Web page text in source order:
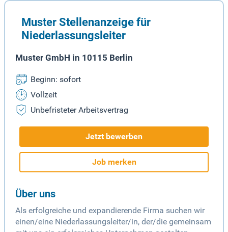
Muster Stellenanzeige für
Niederlassungsleiter
Muster GmbH in 10115 Berlin
Beginn: sofort
Vollzeit
Unbefristeter Arbeitsvertrag
Jetzt bewerben
Job merken
Über uns
Als erfolgreiche und expandierende Firma suchen wir
einen/eine Niederlassungsleiter/in, der/die gemeinsam